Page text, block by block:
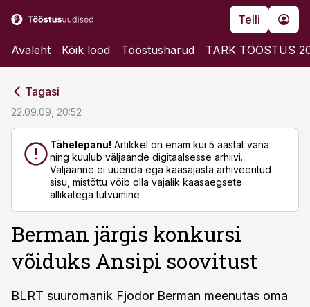
Telli
Avaleht Kõik lood Tööstusharud TARK TÖÖSTUS
Tagasi
22.09.09, 20:52
Tähelepanu! Artikkel on enam kui 5 aastat vana
ning kuulub väljaande digitaalsesse arhiivi.
Väljaanne ei uuenda ega kaasajasta arhiveeritud
sisu, mistõttu võib olla vajalik kaasaegsete
allikatega tutvumine
Berman järgis konkursi
võiduks Ansipi soovitust
BLRT suuromanik Fjodor Berman meenutas oma